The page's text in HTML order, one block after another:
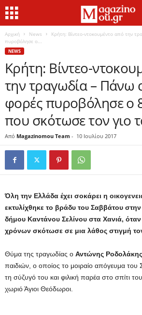
Αρχική News
Κρήτη: Βίντεο-ντοκουμέντο από την
πυροβόλησε ο...
NEWS
Κρήτη: Βίντεο-
την τραγωδία – Πάνω
φορές πυροβόλησε ο
που σκότωσε τον γιο
Από Magazinomou Team - 10 Ιουλίου 2017
Όλη την Ελλάδα έχει σοκάρει η
εκτυλίχθηκε το βράδυ του Σαββάτου
δήμου Καντάνου Σελίνου στα Χανιά,
χρόνων σκότωσε σε μια λάθος στιγμή
Θύμα της τραγωδίας ο Αντώνης Ροδολάκης
παιδιών, ο οποίος το μοιραίο απόγευμα του
τη σύζυγό του και φιλική παρέα στο σπίτι
χωριό Άγιοι Θεόδωροι.